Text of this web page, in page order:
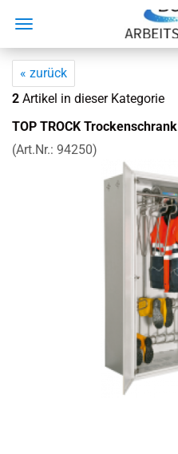
« zurück
2 Artikel in dieser Kategorie
TOP TROCK Tro­cken­schrank
(Art.Nr.: 94250)